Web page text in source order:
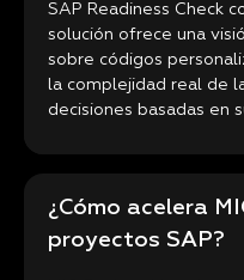
SAP Readiness Check
solución ofrece una
sobre códigos
la complejidad real de
decisiones basadas en
¿Cómo acelera
proyectos SAP?